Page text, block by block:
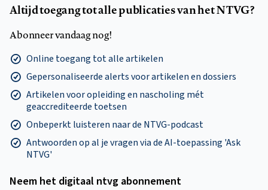
Altijd toegang tot alle publicaties van het NTVG?
Abonneer vandaag nog!
Online toegang tot alle artikelen
Gepersonaliseerde alerts voor artikelen en dossiers
Artikelen voor opleiding en nascholing mét
geaccrediteerde toetsen
Onbeperkt luisteren naar de NTVG-podcast
Antwoorden op al je vragen via de AI-toepassing 'Ask
NTVG'
Neem het digitaal ntvg abonnement